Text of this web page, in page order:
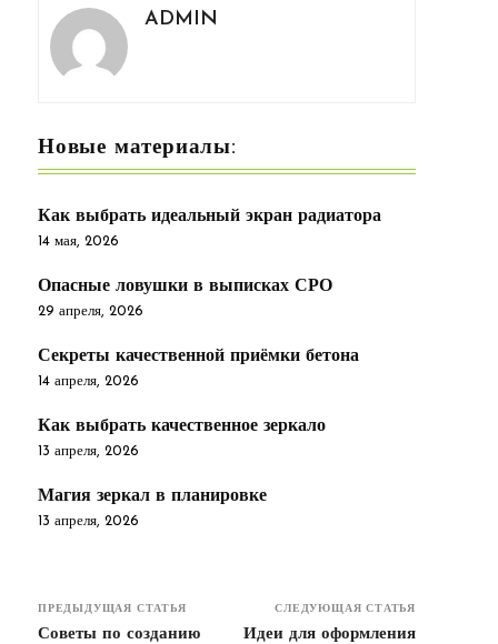
ADMIN
Новые материалы:
Как выбрать идеальный экран радиатора
14 мая, 2026
Опасные ловушки в выписках СРО
29 апреля, 2026
Секреты качественной приёмки бетона
14 апреля, 2026
Как выбрать качественное зеркало
13 апреля, 2026
Магия зеркал в планировке
13 апреля, 2026
ПРЕДЫДУЩАЯ СТАТЬЯ
Советы по созданию
СЛЕДУЮЩАЯ СТАТЬЯ
Идеи для оформления